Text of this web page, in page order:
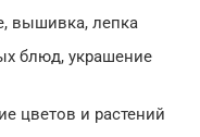
вышивка, лепка
блюд, украшение
цветов и растений